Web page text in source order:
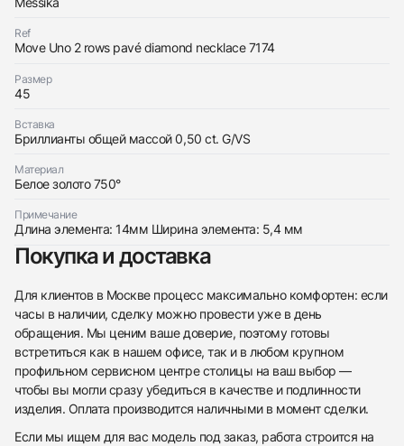
Ref
Move Uno 2 rows pavé diamond necklace 7174
Размер
45
Вставка
Бриллианты общей массой 0,50 ct. G/VS
Материал
Белое золото 750°
Примечание
Длина элемента: 14мм Ширина элемента: 5,4 мм
Покупка и доставка
Для клиентов в Москве процесс максимально комфортен: если
часы в наличии, сделку можно провести уже в день
обращения. Мы ценим ваше доверие, поэтому готовы
встретиться как в нашем офисе, так и в любом крупном
профильном сервисном центре столицы на ваш выбор —
чтобы вы могли сразу убедиться в качестве и подлинности
изделия. Оплата производится наличными в момент сделки.
Если мы ищем для вас модель под заказ, работа строится на
Заказать эти часы
Оставьте ваши контактные данные и мы свяжемся
с вами
Новые Коробка + Документы
$6,700
Отправить заявку
Оставьте ваши контактные данные и мы свяжемся
Колье Move Uno 2 Rows Pavé
Приложите фото ваших часов…
Отправить заявку